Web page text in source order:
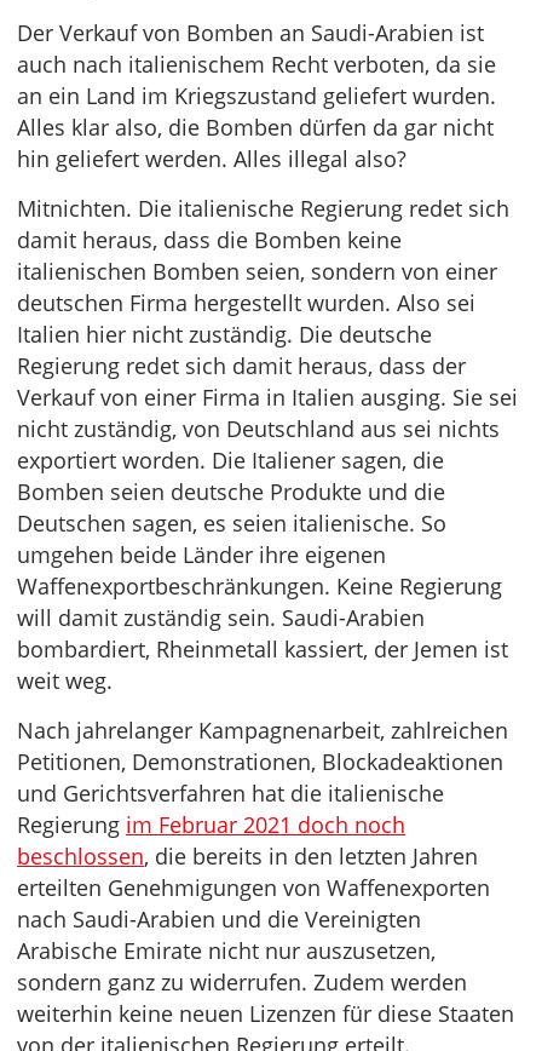
Der Verkauf von Bomben an Saudi-Arabien ist
auch nach italienischem Recht verboten, da sie
an ein Land im Kriegszustand geliefert wurden.
Alles klar also, die Bomben dürfen da gar nicht
hin geliefert werden. Alles illegal also?
Mitnichten. Die italienische Regierung redet sich
damit heraus, dass die Bomben keine
italienischen Bomben seien, sondern von einer
deutschen Firma hergestellt wurden. Also sei
Italien hier nicht zuständig. Die deutsche
Regierung redet sich damit heraus, dass der
Verkauf von einer Firma in Italien ausging. Sie sei
nicht zuständig, von Deutschland aus sei nichts
exportiert worden. Die Italiener sagen, die
Bomben seien deutsche Produkte und die
Deutschen sagen, es seien italienische. So
umgehen beide Länder ihre eigenen
Waffenexportbeschränkungen. Keine Regierung
will damit zuständig sein. Saudi-Arabien
bombardiert, Rheinmetall kassiert, der Jemen ist
weit weg.
Nach jahrelanger Kampagnenarbeit, zahlreichen
Petitionen, Demonstrationen, Blockadeaktionen
und Gerichtsverfahren hat die italienische
Regierung im Februar 2021 doch noch
beschlossen, die bereits in den letzten Jahren
erteilten Genehmigungen von Waffenexporten
nach Saudi-Arabien und die Vereinigten
Arabische Emirate nicht nur auszusetzen,
sondern ganz zu widerrufen. Zudem werden
weiterhin keine neuen Lizenzen für diese Staaten
von der italienischen Regierung erteilt.